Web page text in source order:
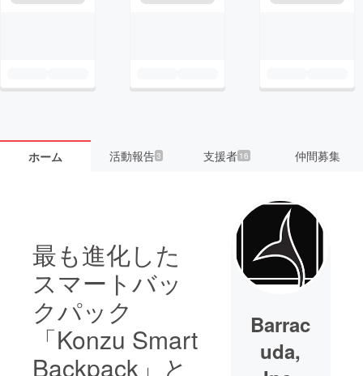
ホーム 活動報告3 支援者 16 仲間募集
最も進化した
スマートバッ
クパック
「Konzu Smart
Backpack」と
Barrac
uda,